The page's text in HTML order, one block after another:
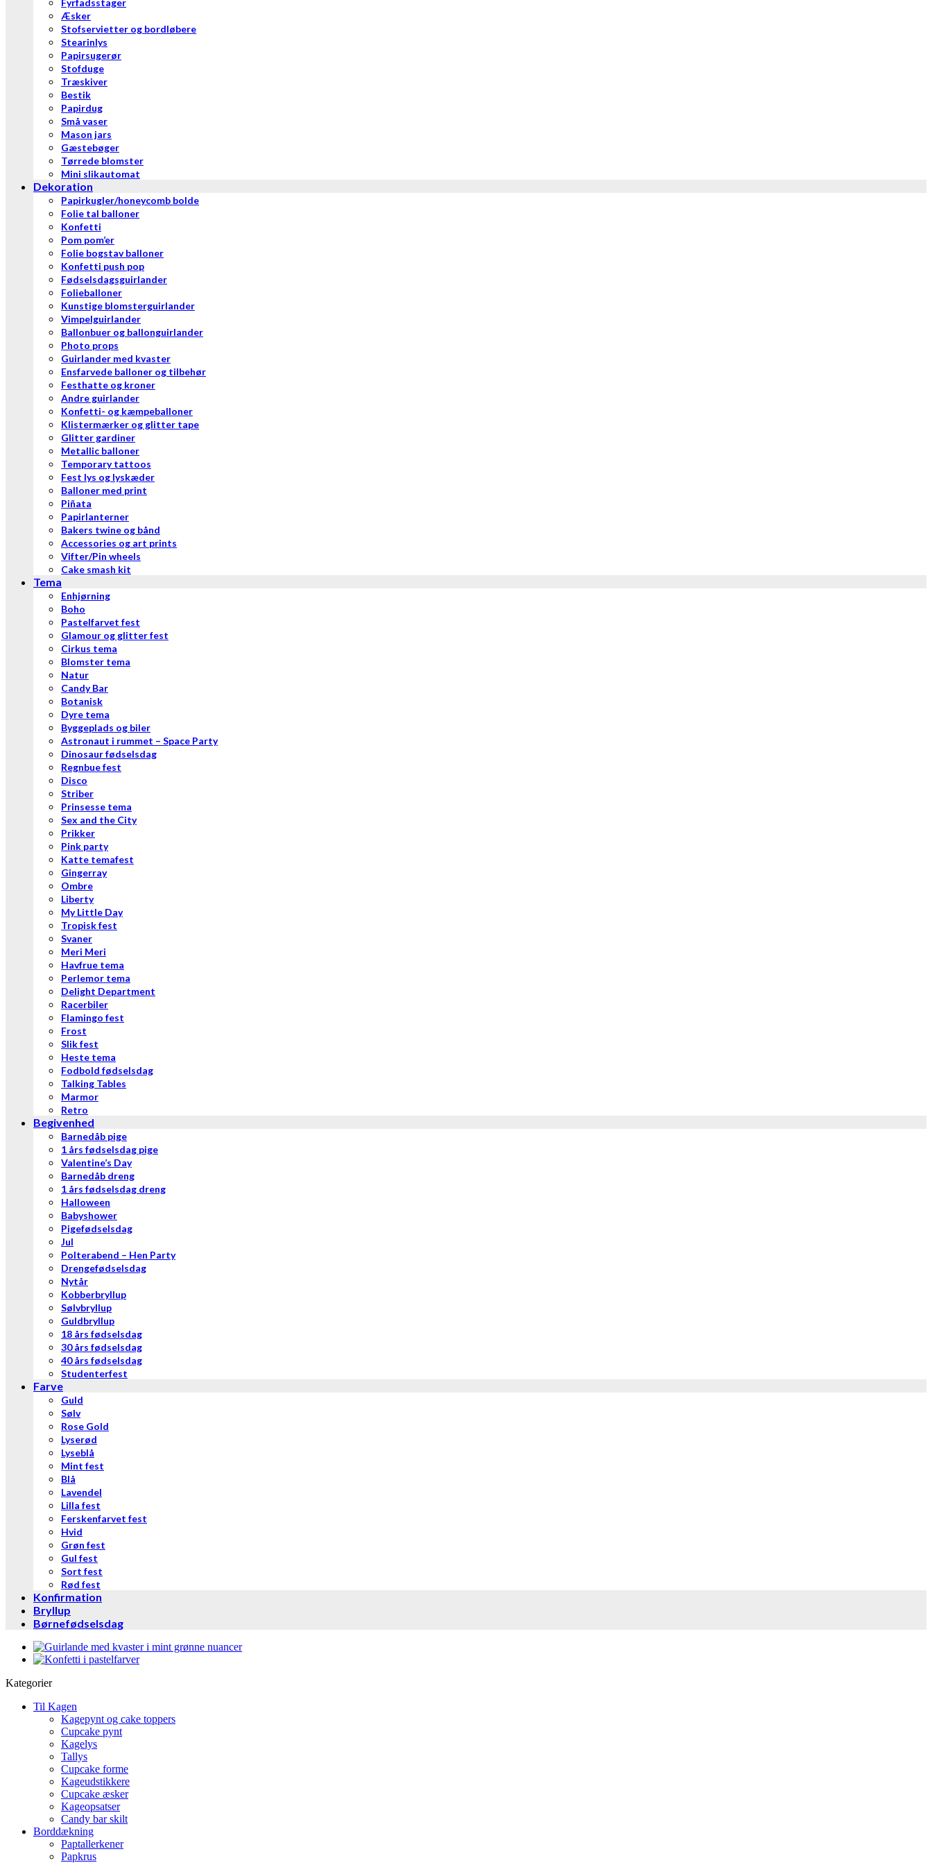
Fyrfadsstager
Æsker
Stofservietter og bordløbere
Stearinlys
Papirsugerør
Stofduge
Træskiver
Bestik
Papirdug
Små vaser
Mason jars
Gæstebøger
Tørrede blomster
Mini slikautomat
Dekoration
Papirkugler/honeycomb bolde
Folie tal balloner
Konfetti
Pom pom’er
Folie bogstav balloner
Konfetti push pop
Fødselsdagsguirlander
Folieballoner
Kunstige blomsterguirlander
Vimpelguirlander
Ballonbuer og ballonguirlander
Photo props
Guirlander med kvaster
Ensfarvede balloner og tilbehør
Festhatte og kroner
Andre guirlander
Konfetti- og kæmpeballoner
Klistermærker og glitter tape
Glitter gardiner
Metallic balloner
Temporary tattoos
Fest lys og lyskæder
Balloner med print
Piñata
Papirlanterner
Bakers twine og bånd
Accessories og art prints
Vifter/Pin wheels
Cake smash kit
Tema
Enhjørning
Boho
Pastelfarvet fest
Glamour og glitter fest
Cirkus tema
Blomster tema
Natur
Candy Bar
Botanisk
Dyre tema
Byggeplads og biler
Astronaut i rummet – Space Party
Dinosaur fødselsdag
Regnbue fest
Disco
Striber
Prinsesse tema
Sex and the City
Prikker
Pink party
Katte temafest
Gingerray
Ombre
Liberty
My Little Day
Tropisk fest
Svaner
Meri Meri
Havfrue tema
Perlemor tema
Delight Department
Racerbiler
Flamingo fest
Frost
Slik fest
Heste tema
Fodbold fødselsdag
Talking Tables
Marmor
Retro
Begivenhed
Barnedåb pige
1 års fødselsdag pige
Valentine’s Day
Barnedåb dreng
1 års fødselsdag dreng
Halloween
Babyshower
Pigefødselsdag
Jul
Polterabend – Hen Party
Drengefødselsdag
Nytår
Kobberbryllup
Sølvbryllup
Guldbryllup
18 års fødselsdag
30 års fødselsdag
40 års fødselsdag
Studenterfest
Farve
Guld
Sølv
Rose Gold
Lyserød
Lyseblå
Mint fest
Blå
Lavendel
Lilla fest
Ferskenfarvet fest
Hvid
Grøn fest
Gul fest
Sort fest
Rød fest
Konfirmation
Bryllup
Børnefødselsdag
Kategorier
Til Kagen
Kagepynt og cake toppers
Cupcake pynt
Kagelys
Tallys
Cupcake forme
Kageudstikkere
Cupcake æsker
Kageopsatser
Candy bar skilt
Borddækning
Paptallerkener
Papkrus